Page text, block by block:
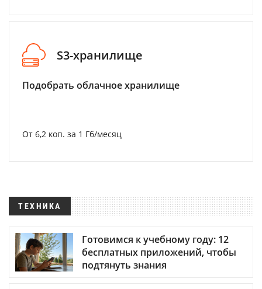
S3-хранилище
Подобрать облачное хранилище
От 6,2 коп. за 1 Гб/месяц
ТЕХНИКА
Готовимся к учебному году: 12
бесплатных приложений, чтобы
подтянуть знания